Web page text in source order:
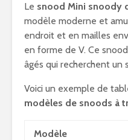
Le snood Mini snoody
modèle moderne et
endroit et en mailles
en forme de V. Ce
âgés qui recherchent un
Voici un exemple de
modèles de snoods à
Modèle